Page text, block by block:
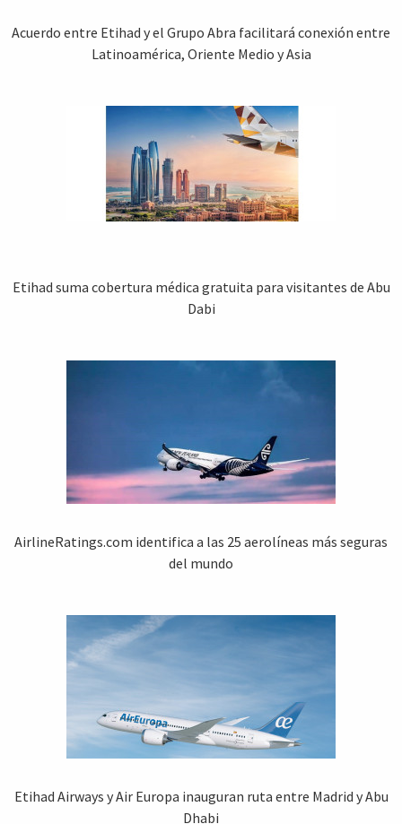
Acuerdo entre Etihad y el Grupo Abra facilitará conexión entre
Latinoamérica, Oriente Medio y Asia
Etihad suma cobertura médica gratuita para visitantes de Abu
Dabi
AirlineRatings.com identifica a las 25 aerolíneas más seguras
del mundo
Etihad Airways y Air Europa inauguran ruta entre Madrid y Abu
Dhabi